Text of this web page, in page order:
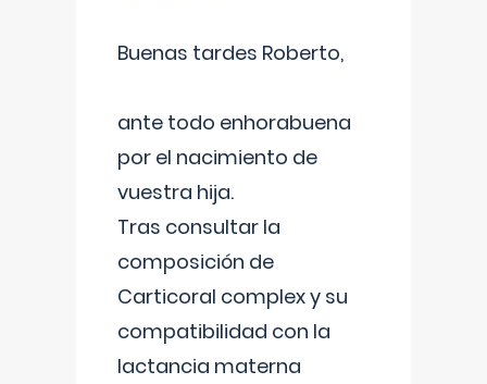
Buenas tardes Roberto,
ante todo enhorabuena
por el nacimiento de
vuestra hija.
Tras consultar la
composición de
Carticoral complex y su
compatibilidad con la
lactancia materna